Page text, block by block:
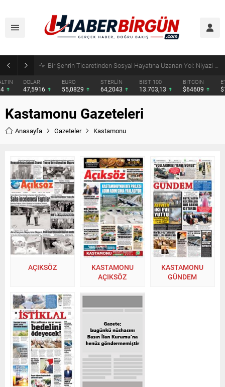
SRV Padel Court, 24 Ülkeye İhracat Yapan Türkiye’nin Padel Kortu Üretim Gücü
DOLAR
47,5916 55,0829
STERLİN
64,2043
BIST 100
13.703,13
BITCOIN
$64609
Kastamonu Gazeteleri
Anasayfa Gazeteler Kastamonu
AÇIKSÖZ
KASTAMONU
AÇIKSÖZ
KASTAMONU
GÜNDEM